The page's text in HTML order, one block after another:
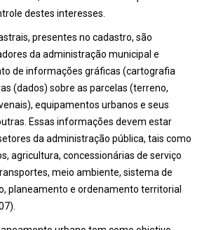
destes interesses.
presentes no cadastro, são
da administração municipal e
de informações gráficas (cartografia
(dados) sobre as parcelas (terreno,
equipamentos urbanos e seus
Essas informações devem estar
da administração pública, tais como
agricultura, concessionárias de serviço
meio ambiente, sistema de
planeamento e ordenamento territorial